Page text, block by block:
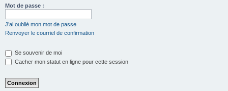
Mot de passe :
J’ai oublié mon mot de passe
Renvoyer le courriel de confirmation
Se souvenir de moi
Cacher mon statut en ligne pour cette session